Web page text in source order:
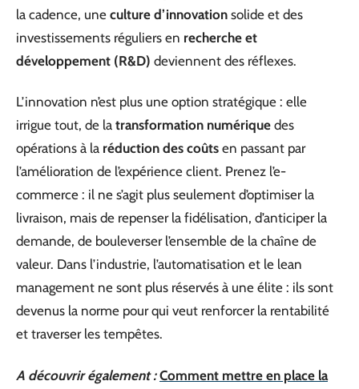
la cadence, une culture d’innovation solide et des
investissements réguliers en recherche et
développement (R&D) deviennent des réflexes.
L’innovation n’est plus une option stratégique : elle
irrigue tout, de la transformation numérique des
opérations à la réduction des coûts en passant par
l’amélioration de l’expérience client. Prenez l’e-
commerce : il ne s’agit plus seulement d’optimiser la
livraison, mais de repenser la fidélisation, d’anticiper la
demande, de bouleverser l’ensemble de la chaîne de
valeur. Dans l’industrie, l’automatisation et le lean
management ne sont plus réservés à une élite : ils sont
devenus la norme pour qui veut renforcer la rentabilité
et traverser les tempêtes.
A découvrir également : Comment mettre en place la